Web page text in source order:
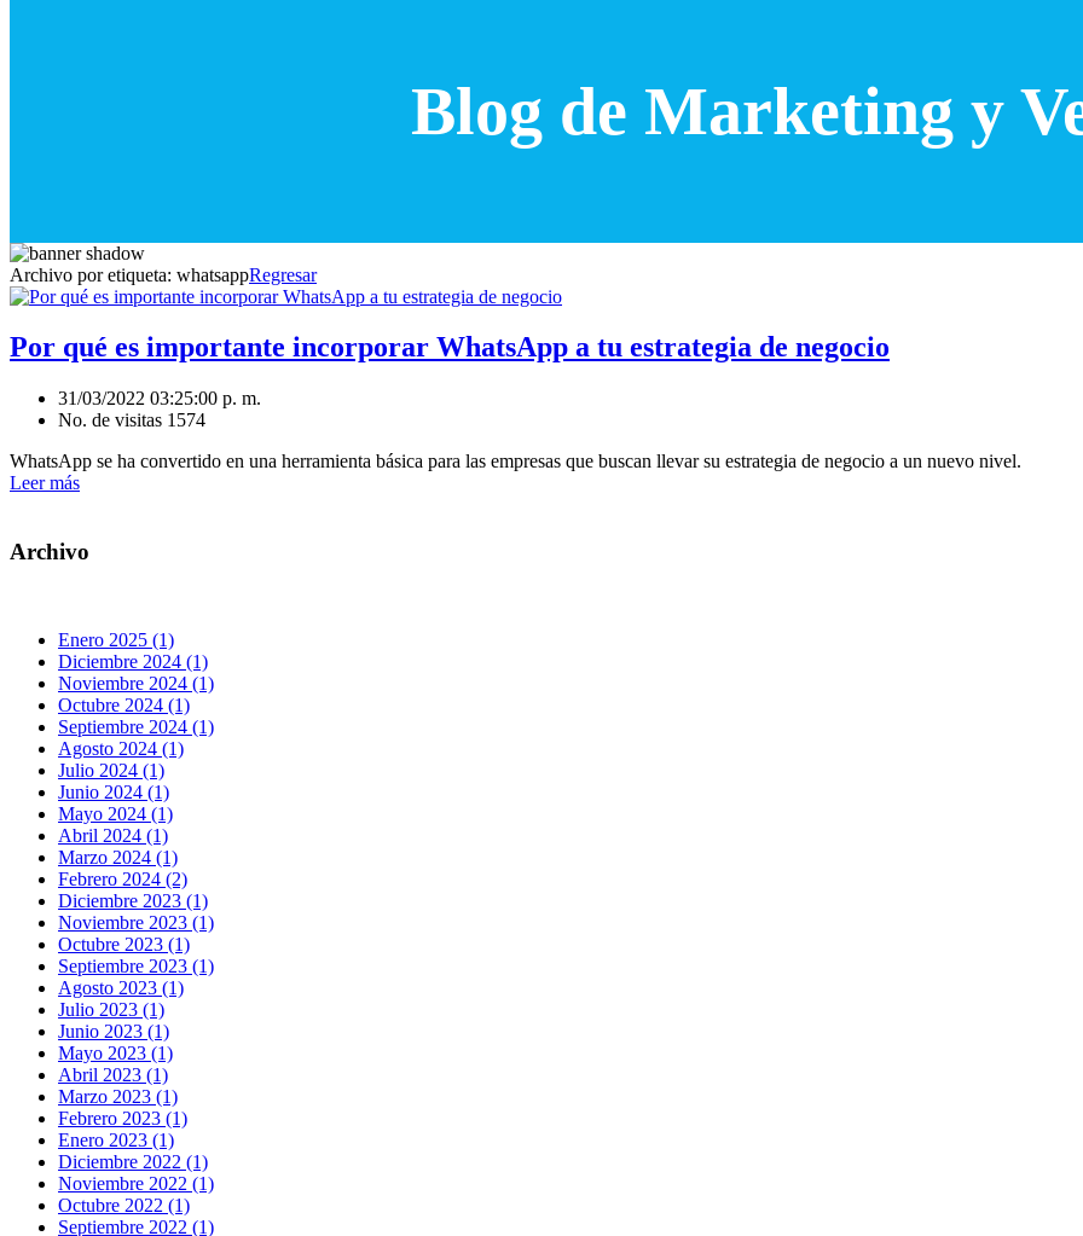
Blog de Marketing y
Archivo por etiqueta: whatsappRegresar
Por qué es importante incorporar WhatsApp a tu estrategia de negocio
31/03/2022 03:25:00 p. m.
No. de visitas 1574
WhatsApp se ha convertido en una herramienta básica para las empresas que buscan llevar su estrategia de negocio a un nuevo nivel.
Leer más
Archivo
Enero 2025 (1)
Diciembre 2024 (1)
Noviembre 2024 (1)
Octubre 2024 (1)
Septiembre 2024 (1)
Agosto 2024 (1)
Julio 2024 (1)
Junio 2024 (1)
Mayo 2024 (1)
Abril 2024 (1)
Marzo 2024 (1)
Febrero 2024 (2)
Diciembre 2023 (1)
Noviembre 2023 (1)
Octubre 2023 (1)
Septiembre 2023 (1)
Agosto 2023 (1)
Julio 2023 (1)
Junio 2023 (1)
Mayo 2023 (1)
Abril 2023 (1)
Marzo 2023 (1)
Febrero 2023 (1)
Enero 2023 (1)
Diciembre 2022 (1)
Noviembre 2022 (1)
Octubre 2022 (1)
Septiembre 2022 (1)